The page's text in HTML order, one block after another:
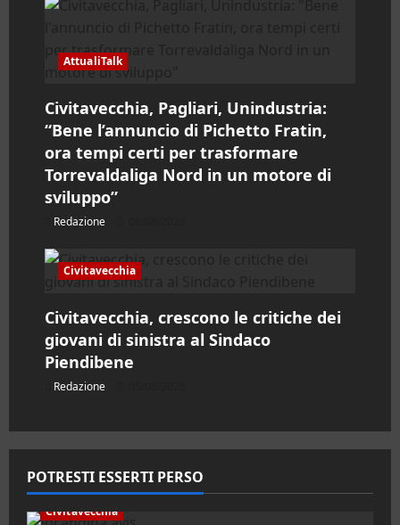
i
l
o
AttualiTalk
Civitavecchia, Pagliari, Unindustria:
“Bene l’annuncio di Pichetto Fratin,
ora tempi certi per trasformare
Torrevaldaliga Nord in un motore di
sviluppo”
Redazione
Civitavecchia
Civitavecchia, crescono le critiche dei
giovani di sinistra al Sindaco
Piendibene
Redazione
POTRESTI ESSERTI PERSO
Civitavecchia